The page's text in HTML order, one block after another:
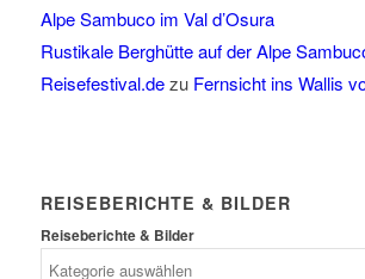
Alpe Sambuco im Val d’Osura
Rustikale Berghütte auf der Alpe
Reisefestival.dezu Fernsicht ins Wallis
REISEBERICHTE & BILDER
Reiseberichte & Bilder